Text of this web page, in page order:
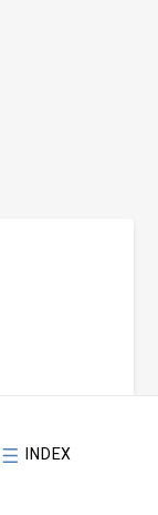
INDEX
＼ 記事更新中 ／